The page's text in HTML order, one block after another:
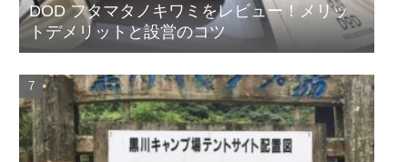
DOD フタマタノキワミをレビュー！メリッ
トデメリットと設営のコツ